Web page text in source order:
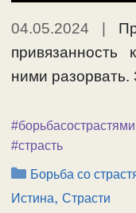
04.05.2024
ними
#борьбасострастями
#страсть
Рубрики
Борьба со
Истина, Страсти